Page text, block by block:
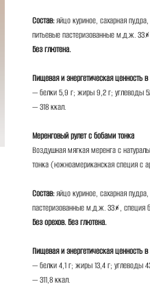
Состав:яйцо куриное, сахарная
питьевые пастеризованные м.д.ж.
Без глютена.
Пищевая и энергетическая ценность в
— белки 5,9 г; жиры 9,2 г; углеводы
— 318 ккал.
Меренговый рулет с бобами тонка
Воздушная мягкая меренга с
тонка (южноамериканская специя с
Состав:яйцо куриное, сахарная
пастеризованные м.д.ж. 33%, специя
Без орехов. Без глютена.
Пищевая и энергетическая ценность в
— белки 4,1 г; жиры 13,4 г; углеводы
— 311,8 ккал.